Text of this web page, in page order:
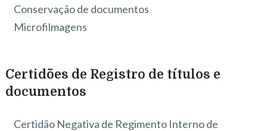
Conservação de documentos
Microfilmagens
Certidões de Registro de títulos e
documentos
Certidão Negativa de Regimento Interno de